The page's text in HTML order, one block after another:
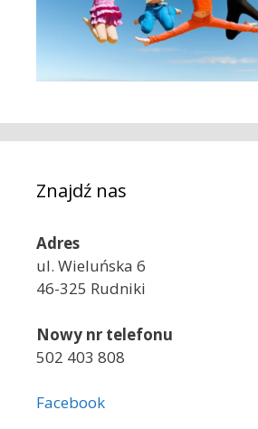
Znajdź nas
Adres
ul. Wieluńska 6
46-325 Rudniki
Nowy nr telefonu
502 403 808
Facebook